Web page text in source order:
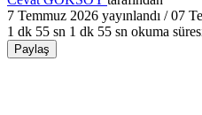
7 Temmuz 2026 yayınlandı /07
1 dk 55 sn 1 dk 55 sn okuma
Paylaş